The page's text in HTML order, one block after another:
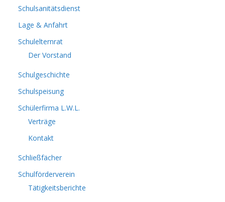
Schulsanitätsdienst
Lage & Anfahrt
Schulelternrat
Der Vorstand
Schulgeschichte
Schulspeisung
Schülerfirma L.W.L.
Verträge
Kontakt
Schließfächer
Schulförderverein
Tätigkeitsberichte